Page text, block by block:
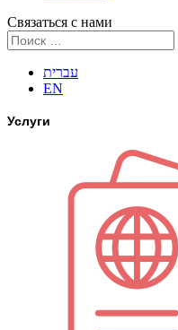
Связаться с нами
עברית
EN
Услуги